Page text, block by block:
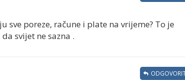
sve poreze, račune i plate na vrijeme? To je
svijet ne sazna .